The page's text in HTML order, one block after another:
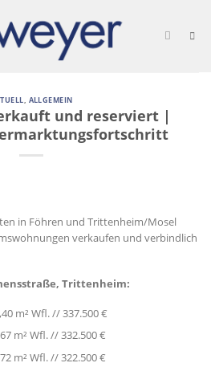
, ALLGEMEIN
und reserviert |
in Föhren und Trittenheim/Mosel
verkaufen und verbindlich
Trittenheim:
m² Wfl. // 337.500 €
m² Wfl. // 332.500 €
m² Wfl. // 322.500 €